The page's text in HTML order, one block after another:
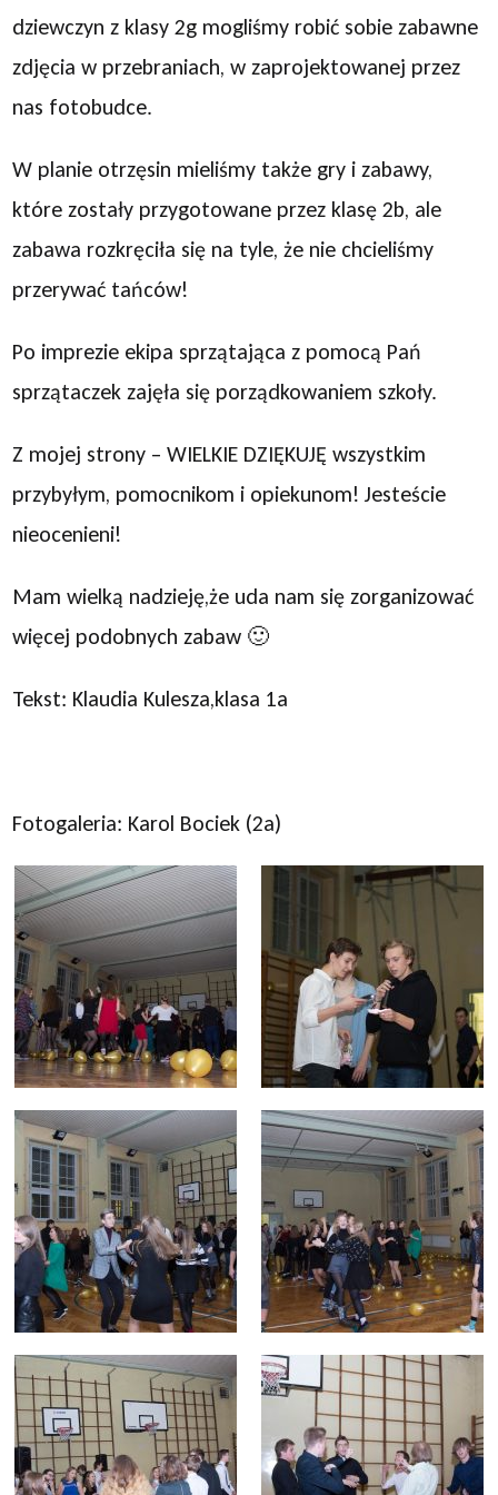
dziewczyn z klasy 2g mogliśmy robić sobie zabawne
zdjęcia w przebraniach, w zaprojektowanej przez
nas fotobudce.
W planie otrzęsin mieliśmy także gry i zabawy,
które zostały przygotowane przez klasę 2b, ale
zabawa rozkręciła się na tyle, że nie chcieliśmy
przerywać tańców!
Po imprezie ekipa sprzątająca z pomocą Pań
sprzątaczek zajęła się porządkowaniem szkoły.
Z mojej strony – WIELKIE DZIĘKUJĘ wszystkim
przybyłym, pomocnikom i opiekunom! Jesteście
nieocenieni!
Mam wielką nadzieję,że uda nam się zorganizować
więcej podobnych zabaw 🙂
Tekst: Klaudia Kulesza,klasa 1a
Fotogaleria: Karol Bociek (2a)